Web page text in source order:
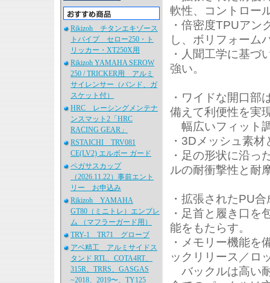
Rikizoh チタンエキゾース
トパイプ セロー250・ト
リッカー・XT250X用
Rikizoh YAMAHA SEROW
250 / TRICKER用 アルミ
サイレンサー（バンド、ガ
スケット付）
HRC レーシングメンテナ
ンスマット2「HRC
RACING GEAR」
RSTAICHI TRV081
CE(LV2) エルボー ガード
ペガサスカップ
（2026.11.22）事前エント
リー お申込み
Rikizoh YAMAHA
GT80（ミニトレ）エンブレ
ム （マフラーガード用）
TRY-1 TR71 グローブ
アベ精工 アルミサイドス
タンド RTL、COTA4RT、
315R、TRRS、GASGAS
~2018、2019〜、TY125
軟性、コントロー
・倍密度TPUアン
し、ボリフォーム
・人聞工学に基づ
強い。
・ワイドな開口部
備えて利便性を実
幅広いフィット
・3Dメッシュ素
・足の形状に沿っ
ルの耐衝撃性と耐
・拡張されたPU
・足首と履き口を
能をもたらす。
・メモリー機能を
ックリリース／ロ
バックルは高い